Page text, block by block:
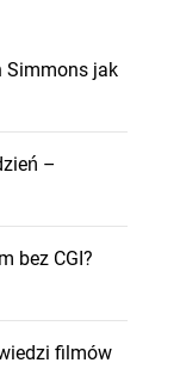
Simmons jak
–
bez CGI?
filmów